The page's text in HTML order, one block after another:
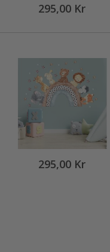
295,00 Kr
295,00 Kr